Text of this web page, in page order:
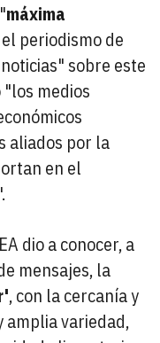
máxima
periodismo de
sobre este
"los medios
aliados por la
en el
dio a conocer, a
mensajes, la
, con la cercanía y
amplia variedad,